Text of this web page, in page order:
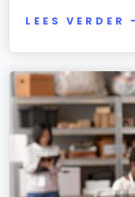
LEES VERDER